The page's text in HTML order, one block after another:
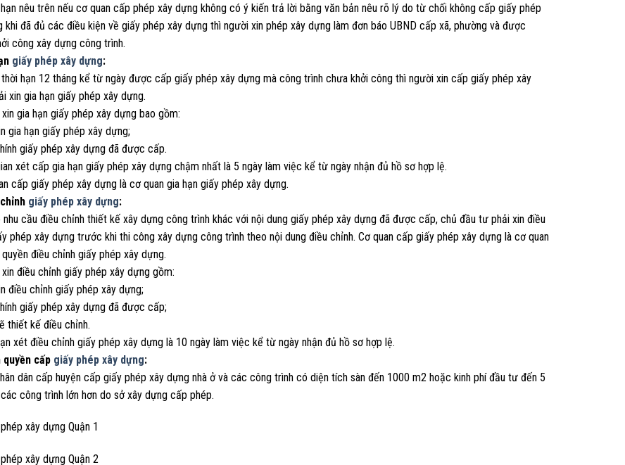
nêu trên nếu cơ quan cấp phép xây dựng không có ý kiến trả lời bằng văn bản nêu rõ lý do từ chối không cấp giấy phép
khi đã đủ các điều kiện về giấy phép xây dựng thì người xin phép xây dựng làm đơn báo UBND cấp xã, phường và được
công xây dựng công trình.
giấy phép xây dựng:
thời hạn 12 tháng kể từ ngày được cấp giấy phép xây dựng mà công trình chưa khởi công thì người xin cấp giấy phép xây
xin gia hạn giấy phép xây dựng.
gia hạn giấy phép xây dựng bao gồm:
gia hạn giấy phép xây dựng;
giấy phép xây dựng đã được cấp.
xét cấp gia hạn giấy phép xây dựng chậm nhất là 5 ngày làm việc kể từ ngày nhận đủ hồ sơ hợp lệ.
cấp giấy phép xây dựng là cơ quan gia hạn giấy phép xây dựng.
giấy phép xây dựng:
nhu cầu điều chỉnh thiết kế xây dựng công trình khác với nội dung giấy phép xây dựng đã được cấp, chủ đầu tư phải xin điều
phép xây dựng trước khi thi công xây dựng công trình theo nội dung điều chỉnh. Cơ quan cấp giấy phép xây dựng là cơ quan
điều chỉnh giấy phép xây dựng.
điều chỉnh giấy phép xây dựng gồm:
điều chỉnh giấy phép xây dựng;
giấy phép xây dựng đã được cấp;
thiết kế điều chỉnh.
xét điều chỉnh giấy phép xây dựng là 10 ngày làm việc kể từ ngày nhận đủ hồ sơ hợp lệ.
quyền cấp giấy phép xây dựng:
dân cấp huyện cấp giấy phép xây dựng nhà ở và các công trình có diện tích sàn đến 1000 m2 hoặc kinh phí đầu tư đến 5
công trình lớn hơn do sở xây dựng cấp phép.
xây dựng Quận 1
xây dựng Quận 2